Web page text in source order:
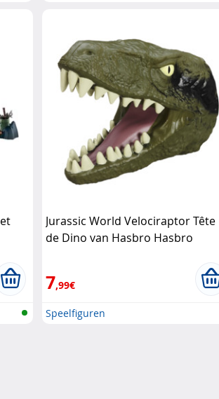
Jurassic World Velociraptor Tête
de Dino van Hasbro Hasbro
7,99€
Speelfiguren